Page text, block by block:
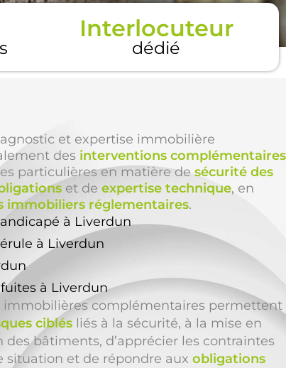
Interlocuteur
dédié
et expertise immobilière
des interventions complémentaires
particulières en matière de sécurité des
et de expertise technique, en
immobiliers réglementaires.
à Liverdun
à Liverdun
à Liverdun
immobilières complémentaires permettent
ciblés liés à la sécurité, à la mise en
bâtiments, d’apprécier les contraintes
situation et de répondre aux obligations